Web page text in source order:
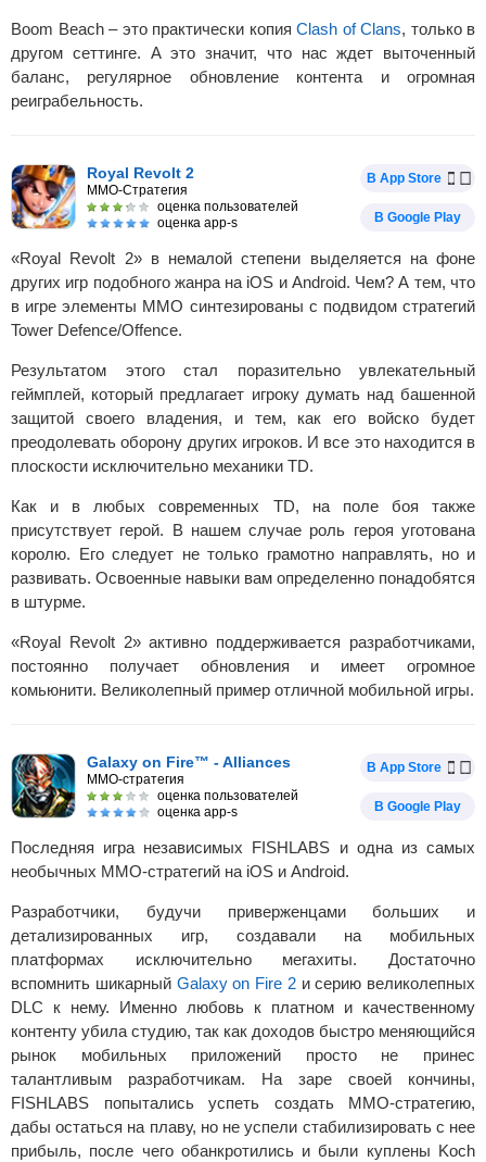
Boom Beach – это практически копия Clash of Clans, только в
другом сеттинге. А это значит, что нас ждет выточенный
баланс, регулярное обновление контента и огромная
реиграбельность.
Royal Revolt 2
MMO-Стратегия
оценка пользователей
оценка app-s
В App Store
В Google Play
«Royal Revolt 2» в немалой степени выделяется на фоне
других игр подобного жанра на iOS и Android. Чем? А тем, что
в игре элементы MMO синтезированы с подвидом стратегий
Tower Defence/Offence.
Результатом этого стал поразительно увлекательный
геймплей, который предлагает игроку думать над башенной
защитой своего владения, и тем, как его войско будет
преодолевать оборону других игроков. И все это находится в
плоскости исключительно механики TD.
Как и в любых современных TD, на поле боя также
присутствует герой. В нашем случае роль героя уготована
королю. Его следует не только грамотно направлять, но и
развивать. Освоенные навыки вам определенно понадобятся
в штурме.
«Royal Revolt 2» активно поддерживается разработчиками,
постоянно получает обновления и имеет огромное
комьюнити. Великолепный пример отличной мобильной игры.
Galaxy on Fire™ - Alliances
MMO-стратегия
оценка пользователей
оценка app-s
В App Store
В Google Play
Последняя игра независимых FISHLABS и одна из самых
необычных MMO-стратегий на iOS и Android.
Разработчики, будучи приверженцами больших и
детализированных игр, создавали на мобильных
платформах исключительно мегахиты. Достаточно
вспомнить шикарный Galaxy on Fire 2и серию великолепных
DLC к нему. Именно любовь к платном и качественному
контенту убила студию, так как доходов быстро меняющийся
рынок мобильных приложений просто не принес
талантливым разработчикам. На заре своей кончины,
FISHLABS попытались успеть создать MMO-стратегию,
дабы остаться на плаву, но не успели стабилизировать с нее
прибыль, после чего обанкротились и были куплены Koch